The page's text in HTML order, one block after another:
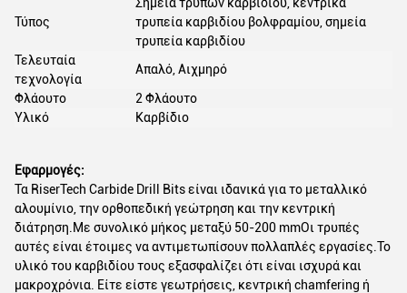
Τύπος
τρυπεία καρβιδίου βολφραμίου, σημεία
τρυπεία καρβιδίου
Τελευταία
τεχνολογία
Απαλό, Αιχμηρό
Φλάουτο
2 Φλάουτο
Υλικό
Καρβίδιο
Εφαρμογές:
Τα RiserTech Carbide Drill Bits είναι ιδανικά για το μεταλλικό
αλουμίνιο, την ορθοπεδική γεώτρηση και την κεντρική
διάτρηση.Με συνολικό μήκος μεταξύ 50-200 mmΟι τρυπές
αυτές είναι έτοιμες να αντιμετωπίσουν πολλαπλές εργασίες.Το
υλικό του καρβιδίου τους εξασφαλίζει ότι είναι ισχυρά και
μακροχρόνια. Είτε είστε γεωτρήσεις, κεντρική chamfering ή